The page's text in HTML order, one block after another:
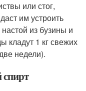
или стог,
им устроить
из бузины и
кладут 1 кг свежих
недели).